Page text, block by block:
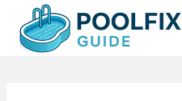
Inhalt
springen